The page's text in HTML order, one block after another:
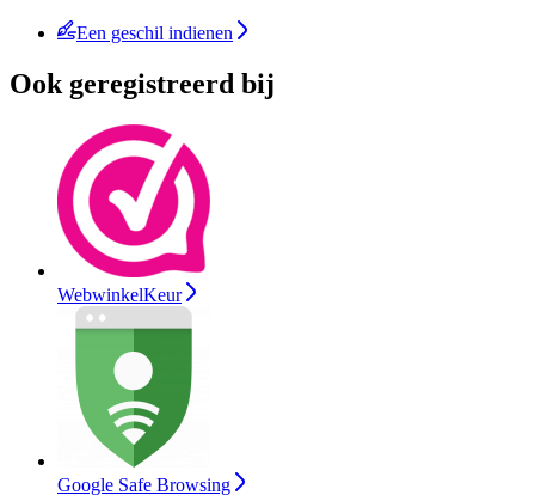
Een geschil indienen
Ook geregistreerd bij
WebwinkelKeur
Google Safe Browsing